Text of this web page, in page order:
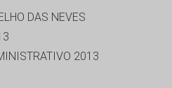
DAS NEVES
2013